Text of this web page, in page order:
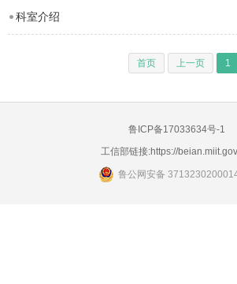
科室介绍
首页 上一页 1
鲁ICP备17033634号-1
工信部链接:https://
鲁公网安备